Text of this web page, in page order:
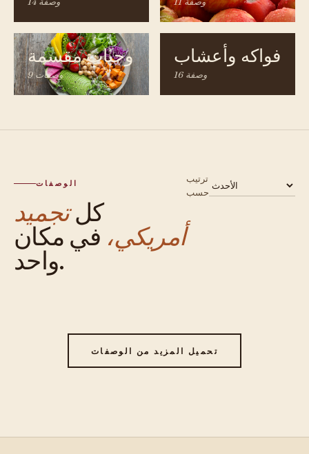
وجبات مقسمة
9 وصفات
فواكه وأعشاب
16 وصفة
الوصفات
كلتجميد
أمريكي، في مكان
واحد.
ترتيب
حسب
تحميل المزيد من الوصفات